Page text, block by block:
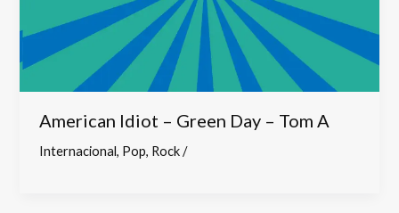
American Idiot – Green Day – Tom A
Internacional, Pop, Rock/